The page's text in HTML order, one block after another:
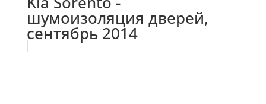
шумоизоляция дверей,
сентябрь 2014